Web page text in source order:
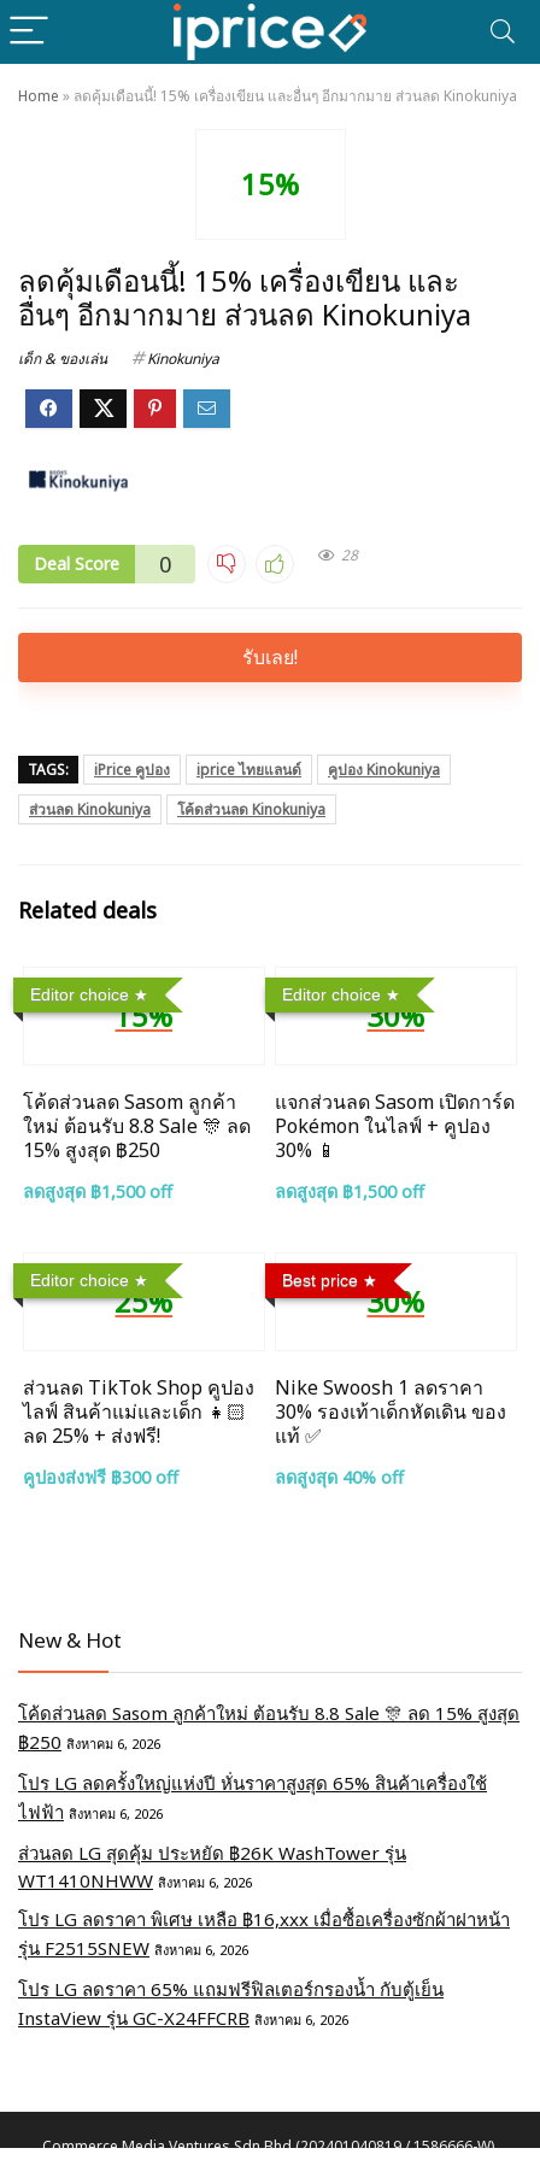
Home » ลดคุ้มเดือนนี้! 15% เครื่องเขียน และอื่นๆ อีกมากมาย ส่วนลด Kinokuniya
15%
ลดคุ้มเดือนนี้! 15% เครื่องเขียน และ
อื่นๆ อีกมากมาย ส่วนลด Kinokuniya
เด็ก & ของเล่น Kinokuniya
Deal Score 0 28
รับเลย!
TAGS: iPrice คูปอง iprice ไทยแลนด์
คูปอง Kinokuniya
ส่วนลด Kinokuniya
โค้ดส่วนลด Kinokuniya
Related deals
Editor choice
15%
โค้ดส่วนลด Sasom ลูกค้า
ใหม่ ต้อนรับ 8.8 Sale 🎊 ลด
15% สูงสุด ฿250
ลดสูงสุด ฿1,500 off
Editor choice
30%
แจกส่วนลด Sasom เปิดการ์ด
Pokémon ในไลฟ์ + คูปอง
30% 📱
ลดสูงสุด ฿1,500 off
Editor choice
25%
ส่วนลด TikTok Shop คูปอง
ไลฟ์ สินค้าแม่และเด็ก 👧🏻
ลด 25% + ส่งฟรี!
คูปองส่งฟรี ฿300 off
Best price
30%
Nike Swoosh 1 ลดราคา
30% รองเท้าเด็กหัดเดิน ของ
แท้ ✅
ลดสูงสุด 40% off
New & Hot
โค้ดส่วนลด Sasom ลูกค้าใหม่ ต้อนรับ 8.8 Sale 🎊 ลด 15% สูงสุด
฿250 สิงหาคม 6, 2026
โปร LG ลดครั้งใหญ่แห่งปี หั่นราคาสูงสุด 65% สินค้าเครื่องใช้
ไฟฟ้า สิงหาคม 6, 2026
ส่วนลด LG สุดคุ้ม ประหยัด ฿26K WashTower รุ่น
WT1410NHWW สิงหาคม 6, 2026
โปร LG ลดราคา พิเศษ เหลือ ฿16,xxx เมื่อซื้อเครื่องซักผ้าฝาหน้า
รุ่น F2515SNEW สิงหาคม 6, 2026
โปร LG ลดราคา 65% แถมฟรีฟิลเตอร์กรองน้ำ กับตู้เย็น
InstaView รุ่น GC-X24FFCRB สิงหาคม 6, 2026
Commerce Media Ventures Sdn Bhd (202401040819 / 1586666-W).